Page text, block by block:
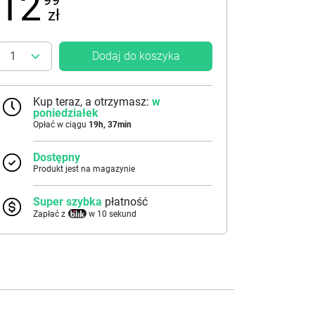
zł
Dodaj do koszyka
Kup teraz, a otrzymasz:w
poniedziałek
Opłać w ciągu 19h,37min
Dostępny
Produkt jest na magazynie
Super szybka płatność
Zapłać z w 10 sekund